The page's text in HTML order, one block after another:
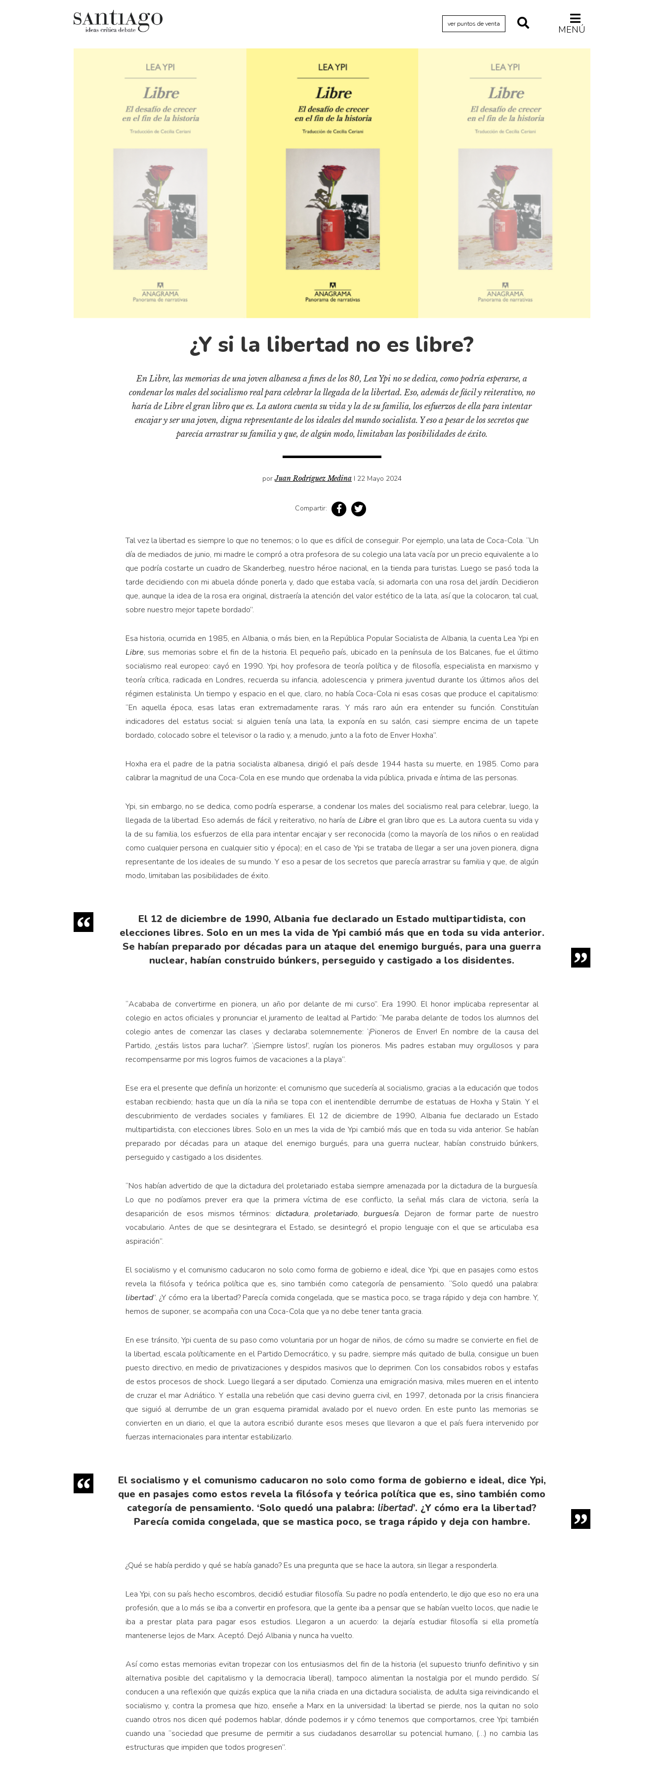
ver puntos de venta MENÚ
Archivo Cenfoto-UDP
Diccionario portátil de la literatura
Libros usados
Literatura
Medioambiente
Pensamiento ilustrado
Personaje
Personajes secundarios
Política
Turismo accidental
Vidas paralelas
Voces y lecturas
¿Y si la libertad no es libre?
En Libre, las memorias de una joven albanesa a fines de los 80, Lea Ypi no se dedica, como podría esperarse, a
condenar los males del socialismo real para celebrar la llegada de la libertad. Eso, además de fácil y reiterativo, no
haría de Libre el gran libro que es. La autora cuenta su vida y la de su familia, los esfuerzos de ella para intentar
encajar y ser una joven, digna representante de los ideales del mundo socialista. Y eso a pesar de los secretos que
parecía arrastrar su familia y que, de algún modo, limitaban las posibilidades de éxito.
porJuan Rodríguez Medina I 22 Mayo 2024
Compartir:
Tal vez la libertad es siempre lo que no tenemos; o lo que es difícil de conseguir. Por ejemplo, una lata de Coca-Cola. “Un
día de mediados de junio, mi madre le compró a otra profesora de su colegio una lata vacía por un precio equivalente a lo
que podría costarte un cuadro de Skanderbeg, nuestro héroe nacional, en la tienda para turistas. Luego se pasó toda la
tarde decidiendo con mi abuela dónde ponerla y, dado que estaba vacía, si adornarla con una rosa del jardín. Decidieron
que, aunque la idea de la rosa era original, distraería la atención del valor estético de la lata, así que la colocaron, tal cual,
sobre nuestro mejor tapete bordado”.
Esa historia, ocurrida en 1985, en Albania, o más bien, en la República Popular Socialista de Albania, la cuenta Lea Ypi en
Libre, sus memorias sobre el fin de la historia. El pequeño país, ubicado en la península de los Balcanes, fue el último
socialismo real europeo: cayó en 1990. Ypi, hoy profesora de teoría política y de filosofía, especialista en marxismo y
teoría crítica, radicada en Londres, recuerda su infancia, adolescencia y primera juventud durante los últimos años del
régimen estalinista. Un tiempo y espacio en el que, claro, no había Coca-Cola ni esas cosas que produce el capitalismo:
“En aquella época, esas latas eran extremadamente raras. Y más raro aún era entender su función. Constituían
indicadores del estatus social: si alguien tenía una lata, la exponía en su salón, casi siempre encima de un tapete
bordado, colocado sobre el televisor o la radio y, a menudo, junto a la foto de Enver Hoxha”.
Hoxha era el padre de la patria socialista albanesa, dirigió el país desde 1944 hasta su muerte, en 1985. Como para
calibrar la magnitud de una Coca-Cola en ese mundo que ordenaba la vida pública, privada e íntima de las personas.
Ypi, sin embargo, no se dedica, como podría esperarse, a condenar los males del socialismo real para celebrar, luego, la
llegada de la libertad. Eso además de fácil y reiterativo, no haría de Libre el gran libro que es. La autora cuenta su vida y
la de su familia, los esfuerzos de ella para intentar encajar y ser reconocida (como la mayoría de los niños o en realidad
como cualquier persona en cualquier sitio y época); en el caso de Ypi se trataba de llegar a ser una joven pionera, digna
representante de los ideales de su mundo. Y eso a pesar de los secretos que parecía arrastrar su familia y que, de algún
modo, limitaban las posibilidades de éxito.
El 12 de diciembre de 1990, Albania fue declarado un Estado multipartidista, con
elecciones libres. Solo en un mes la vida de Ypi cambió más que en toda su vida anterior.
Se habían preparado por décadas para un ataque del enemigo burgués, para una guerra
nuclear, habían construido búnkers, perseguido y castigado a los disidentes.
“Acababa de convertirme en pionera, un año por delante de mi curso”. Era 1990. El honor implicaba representar al
colegio en actos oficiales y pronunciar el juramento de lealtad al Partido: “Me paraba delante de todos los alumnos del
colegio antes de comenzar las clases y declaraba solemnemente: ‘¡Pioneros de Enver! En nombre de la causa del
Partido, ¿estáis listos para luchar?’. ‘¡Siempre listos!’, rugían los pioneros. Mis padres estaban muy orgullosos y para
recompensarme por mis logros fuimos de vacaciones a la playa”.
Ese era el presente que definía un horizonte: el comunismo que sucedería al socialismo, gracias a la educación que todos
estaban recibiendo; hasta que un día la niña se topa con el inentendible derrumbe de estatuas de Hoxha y Stalin. Y el
descubrimiento de verdades sociales y familiares. El 12 de diciembre de 1990, Albania fue declarado un Estado
multipartidista, con elecciones libres. Solo en un mes la vida de Ypi cambió más que en toda su vida anterior. Se habían
preparado por décadas para un ataque del enemigo burgués, para una guerra nuclear, habían construido búnkers,
perseguido y castigado a los disidentes.
“Nos habían advertido de que la dictadura del proletariado estaba siempre amenazada por la dictadura de la burguesía.
Lo que no podíamos prever era que la primera víctima de ese conflicto, la señal más clara de victoria, sería la
desaparición de esos mismos términos: dictadura, proletariado,burguesía. Dejaron de formar parte de nuestro
vocabulario. Antes de que se desintegrara el Estado, se desintegró el propio lenguaje con el que se articulaba esa
aspiración”.
El socialismo y el comunismo caducaron no solo como forma de gobierno e ideal, dice Ypi, que en pasajes como estos
revela la filósofa y teórica política que es, sino también como categoría de pensamiento. “Solo quedó una palabra:
libertad”. ¿Y cómo era la libertad? Parecía comida congelada, que se mastica poco, se traga rápido y deja con hambre. Y,
hemos de suponer, se acompaña con una Coca-Cola que ya no debe tener tanta gracia.
En ese tránsito, Ypi cuenta de su paso como voluntaria por un hogar de niños, de cómo su madre se convierte en fiel de
la libertad, escala políticamente en el Partido Democrático, y su padre, siempre más quitado de bulla, consigue un buen
puesto directivo, en medio de privatizaciones y despidos masivos que lo deprimen. Con los consabidos robos y estafas
de estos procesos de shock. Luego llegará a ser diputado. Comienza una emigración masiva, miles mueren en el intento
de cruzar el mar Adriático. Y estalla una rebelión que casi devino guerra civil, en 1997, detonada por la crisis financiera
que siguió al derrumbe de un gran esquema piramidal avalado por el nuevo orden. En este punto las memorias se
convierten en un diario, el que la autora escribió durante esos meses que llevaron a que el país fuera intervenido por
fuerzas internacionales para intentar estabilizarlo.
El socialismo y el comunismo caducaron no solo como forma de gobierno e ideal, dice Ypi,
que en pasajes como estos revela la filósofa y teórica política que es, sino también como
categoría de pensamiento. ‘Solo quedó una palabra: libertad’. ¿Y cómo era la libertad?
Parecía comida congelada, que se mastica poco, se traga rápido y deja con hambre.
¿Qué se había perdido y qué se había ganado? Es una pregunta que se hace la autora, sin llegar a responderla.
Lea Ypi, con su país hecho escombros, decidió estudiar filosofía. Su padre no podía entenderlo, le dijo que eso no era una
profesión, que a lo más se iba a convertir en profesora, que la gente iba a pensar que se habían vuelto locos, que nadie le
iba a prestar plata para pagar esos estudios. Llegaron a un acuerdo: la dejaría estudiar filosofía si ella prometía
mantenerse lejos de Marx. Aceptó. Dejó Albania y nunca ha vuelto.
Así como estas memorias evitan tropezar con los entusiasmos del fin de la historia (el supuesto triunfo definitivo y sin
alternativa posible del capitalismo y la democracia liberal), tampoco alimentan la nostalgia por el mundo perdido. Sí
conducen a una reflexión que quizás explica que la niña criada en una dictadura socialista, de adulta siga reivindicando el
socialismo y, contra la promesa que hizo, enseñe a Marx en la universidad: la libertad se pierde, nos la quitan no solo
cuando otros nos dicen qué podemos hablar, dónde podemos ir y cómo tenemos que comportarnos, cree Ypi; también
cuando una “sociedad que presume de permitir a sus ciudadanos desarrollar su potencial humano, (…) no cambia las
estructuras que impiden que todos progresen”.